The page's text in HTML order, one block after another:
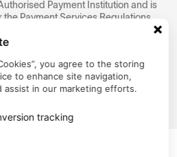
Payment Institution and is
Payment Services Regulations
829713). SlimPay SA is a payment
under number
contrôle prudentiel et de résolution
company website. Click here to
you agree to the storing
to enhance site navigation,
assist in our marketing efforts.
tracking